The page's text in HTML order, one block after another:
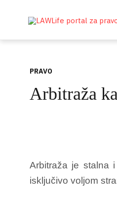
PRAVO
Arbitraža
Arbitraža je stalna
isključivo voljom